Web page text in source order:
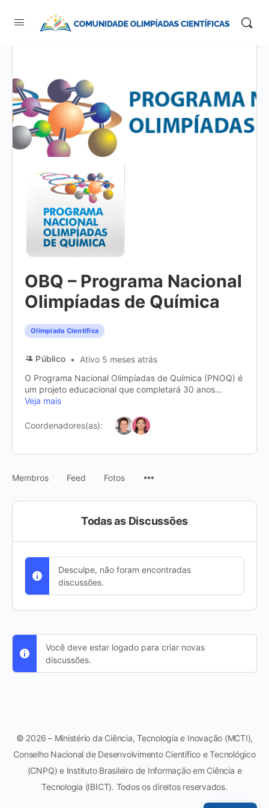
OBQ – Programa Nacional
Olimpíadas de Química
Olimpíada Científica
Público
Ativo 5 meses atrás
O Programa Nacional Olimpíadas de Química (PNOQ) é
um projeto educacional que completará 30 anos...
Veja mais
Coordenadores(as):
Membros Feed Fotos
menu
Todas as Discussões
Desculpe, não foram encontradas
discussões.
Você deve estar logado para criar novas
discussões.
© 2026 – Ministério da Ciência, Tecnologia e Inovação (MCTI),
Conselho Nacional de Desenvolvimento Científico e Tecnológico
(CNPQ) e Instituto Brasileiro de Informação em Ciência e
Tecnologia (IBICT). Todos os direitos reservados.